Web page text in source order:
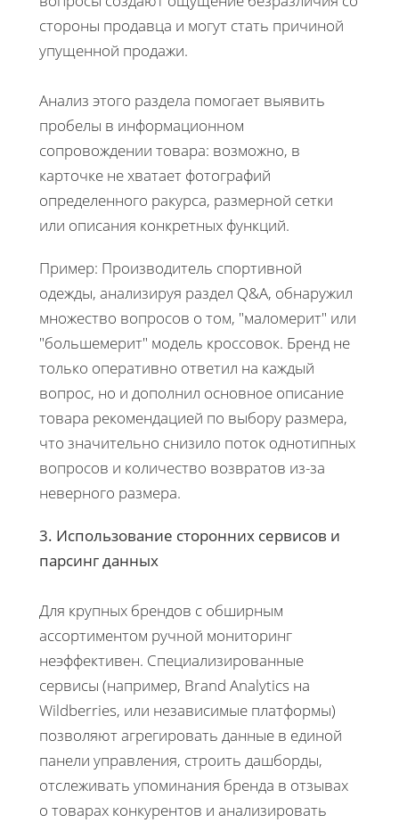
стороны продавца и могут стать причиной
упущенной продажи.
Анализ этого раздела помогает выявить
пробелы в информационном
сопровождении товара: возможно, в
карточке не хватает фотографий
определенного ракурса, размерной сетки
или описания конкретных функций.
Пример: Производитель спортивной
одежды, анализируя раздел Q&A, обнаружил
множество вопросов о том, "маломерит" или
"большемерит" модель кроссовок. Бренд не
только оперативно ответил на каждый
вопрос, но и дополнил основное описание
товара рекомендацией по выбору размера,
что значительно снизило поток однотипных
вопросов и количество возвратов из-за
неверного размера.
3. Использование сторонних сервисов и
парсинг данных
Для крупных брендов с обширным
ассортиментом ручной мониторинг
неэффективен. Специализированные
сервисы (например, Brand Analytics на
Wildberries, или независимые платформы)
позволяют агрегировать данные в единой
панели управления, строить дашборды,
отслеживать упоминания бренда в отзывах
о товарах конкурентов и анализировать